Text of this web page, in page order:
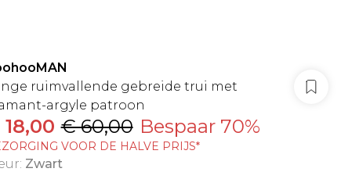
ruimvallende gebreide trui met
argyle patroon
€ 60,00 Bespaar 70%
VOOR DE HALVE PRIJS*
: Zwart